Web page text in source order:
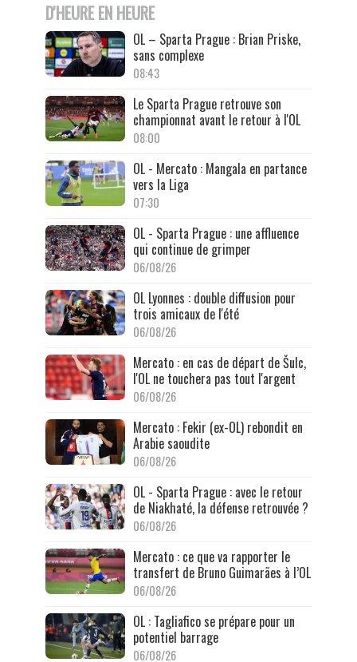
D'HEURE EN HEURE
OL – Sparta Prague : Brian Priske,
sans complexe
08:43
Le Sparta Prague retrouve son
championnat avant le retour à l'OL
08:00
OL - Mercato : Mangala en partance
vers la Liga
07:30
OL - Sparta Prague : une affluence
qui continue de grimper
06/08/26
OL Lyonnes : double diffusion pour
trois amicaux de l'été
06/08/26
Mercato : en cas de départ de Šulc,
l'OL ne touchera pas tout l'argent
06/08/26
Mercato : Fekir (ex-OL) rebondit en
Arabie saoudite
06/08/26
OL - Sparta Prague : avec le retour
de Niakhaté, la défense retrouvée ?
06/08/26
Mercato : ce que va rapporter le
transfert de Bruno Guimarães à l’OL
06/08/26
OL : Tagliafico se prépare pour un
potentiel barrage
06/08/26